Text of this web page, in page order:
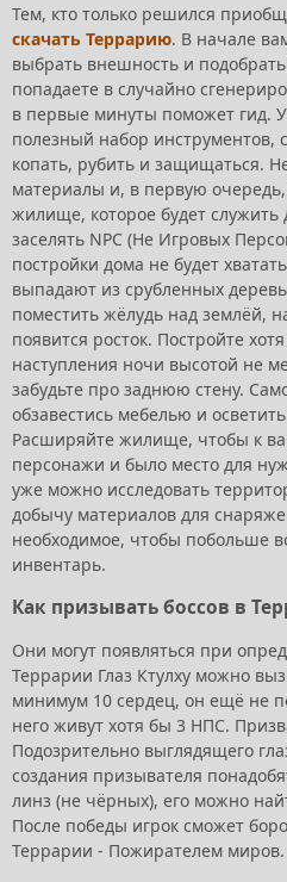
Тем, кто только решился
скачать Террарию. В начале
выбрать внешность и
попадаете в случайно
в первые минуты поможет гид.
полезный набор
копать, рубить и защищаться.
материалы и, в первую
жилище, которое будет
заселять NPC (Не Игровых
постройки дома не будет
выпадают из срубленных
поместить жёлудь над землёй,
появится росток. Постройте
наступления ночи высотой не
забудьте про заднюю стену.
обзавестись мебелью и
Расширяйте жилище, чтобы к
персонажи и было место для
уже можно исследовать
добычу материалов для
необходимое, чтобы побольше
инвентарь.
Как призывать боссов в
Они могут появляться при
Террарии Глаз Ктулху можно
минимум 10 сердец, он ещё не
него живут хотя бы 3 НПС.
Подозрительно выглядящего
создания призывателя
линз (не чёрных), его можно
После победы игрок сможет
Террарии - Пожирателем миров.